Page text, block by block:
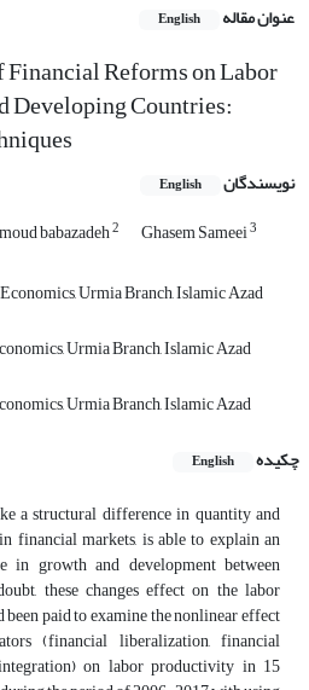
عنوان مقاله English
Reforms on Labor
Countries:
نویسندگان English
babazadeh2 Ghasem Sameei3
Urmia Branch, Islamic Azad
Urmia Branch, Islamic Azad
Urmia Branch, Islamic Azad
چکیده
English
a structural difference in quantity and
financial markets, is able to explain an
growth and development between
these changes effect on the labor
paid to examine the nonlinear effect
(financial liberalization, financial
on labor productivity in 15